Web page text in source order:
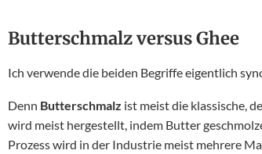
Butterschmalz versus Ghee
Ich verwende die beiden Begriffe eigentlich
Denn Butterschmalz ist meist die klassische,
wird meist hergestellt, indem Butter
Prozess wird in der Industrie meist mehrere